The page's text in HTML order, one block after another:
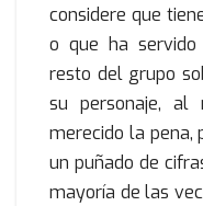
considere que
o que ha
resto del grupo
su personaje, al
merecido la pena,
un puñado de
mayoría de las